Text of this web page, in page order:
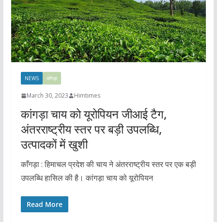
NEWS काँगड़ा
March 30, 2023 Himtimes
कांगड़ा चाय को यूरोपियन जीआई टैग,
अंतरराष्ट्रीय स्तर पर बड़ी उपलब्धि,
उत्पादकों में खुशी
काँगड़ा : हिमाचल प्रदेश की चाय ने अंतरराष्ट्रीय स्तर पर एक बड़ी
उपलब्धि हासिल की है। कांगड़ा चाय को यूरोपियन
Read More